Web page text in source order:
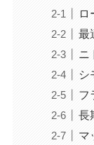
ロ
最
ニ
シ
フ
長
マ